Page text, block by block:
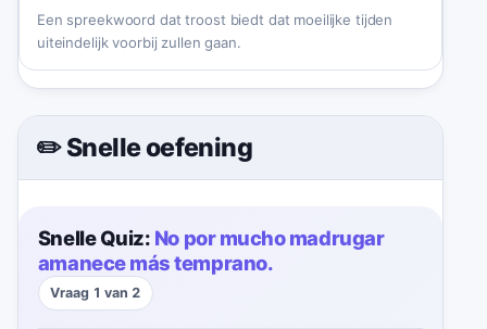
Een spreekwoord dat troost biedt dat moeilijke tijden
uiteindelijk voorbij zullen gaan.
✏️ Snelle oefening
Snelle Quiz: No por mucho madrugar
amanece más temprano.
Vraag 1 van 2